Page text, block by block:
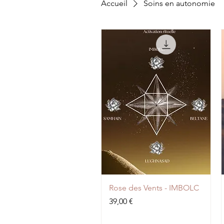
Accueil Soins en autonomie
Rose des Vents - IMBOLC
Prix
39,00 €